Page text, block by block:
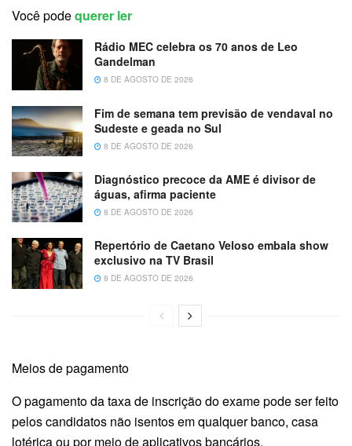
Você podequerer ler
Rádio MEC celebra os 70 anos de Leo
Gandelman
8 DE AGOSTO DE 2026
Fim de semana tem previsão de vendaval no
Sudeste e geada no Sul
8 DE AGOSTO DE 2026
Diagnóstico precoce da AME é divisor de
águas, afirma paciente
8 DE AGOSTO DE 2026
Repertório de Caetano Veloso embala show
exclusivo na TV Brasil
8 DE AGOSTO DE 2026
Meios de pagamento
O pagamento da taxa de inscrição do exame pode ser feito
pelos candidatos não isentos em qualquer banco, casa
lotérica ou por meio de aplicativos bancários.